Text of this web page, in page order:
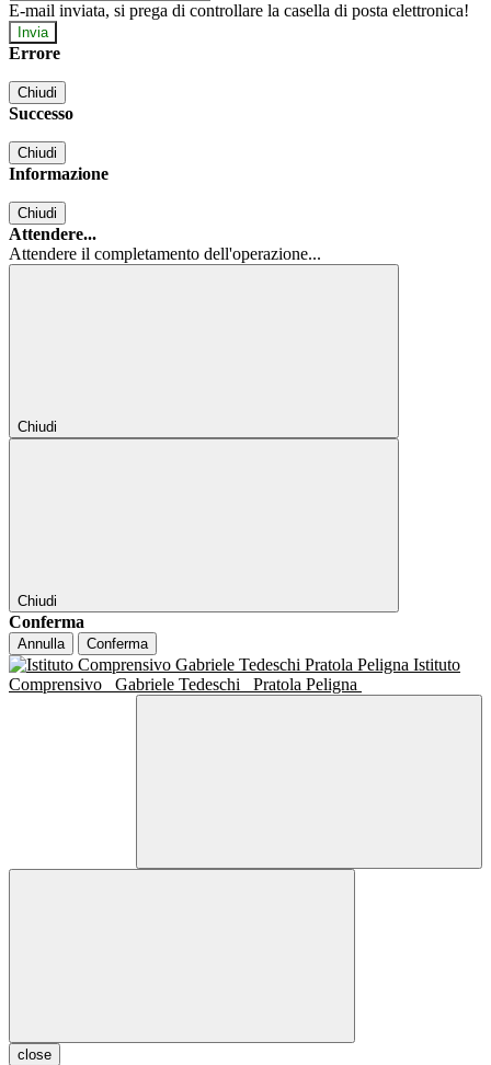
E-mail inviata, si prega di controllare la casella di posta elettronica!
Errore
Chiudi
Successo
Chiudi
Informazione
Chiudi
Attendere...
Attendere il completamento dell'operazione...
Chiudi
Chiudi
Conferma
Annulla Conferma
Istituto
Comprensivo
Gabriele Tedeschi Pratola Peligna
close